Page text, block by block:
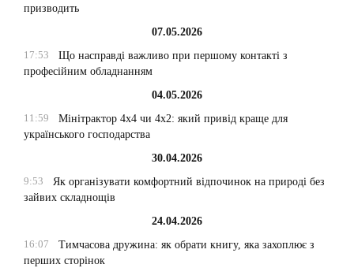
призводить
07.05.2026
17:53
Що насправді важливо при першому контакті з
професійним обладнанням
04.05.2026
11:59
Мінітрактор 4х4 чи 4х2: який привід краще для
українського господарства
30.04.2026
9:53
Як організувати комфортний відпочинок на природі без
зайвих складнощів
24.04.2026
16:07
Тимчасова дружина: як обрати книгу, яка захоплює з
перших сторінок